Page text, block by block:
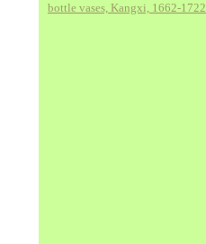
bottle vases, Kangxi, 1662-1722